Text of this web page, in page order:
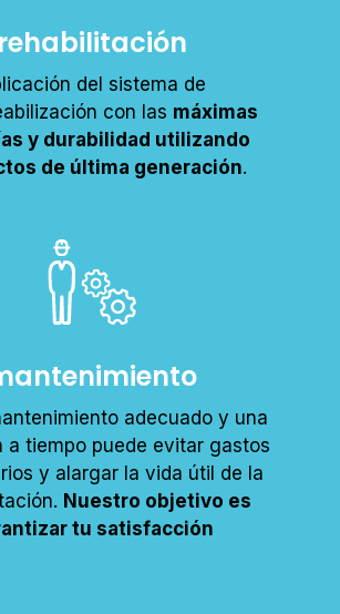
rehabilitación
del sistema de
con las máximas
y durabilidad utilizando
de última generación.
adecuado y una
a tiempo puede evitar gastos
y alargar la vida útil de la
Nuestro objetivo es
tu satisfacción